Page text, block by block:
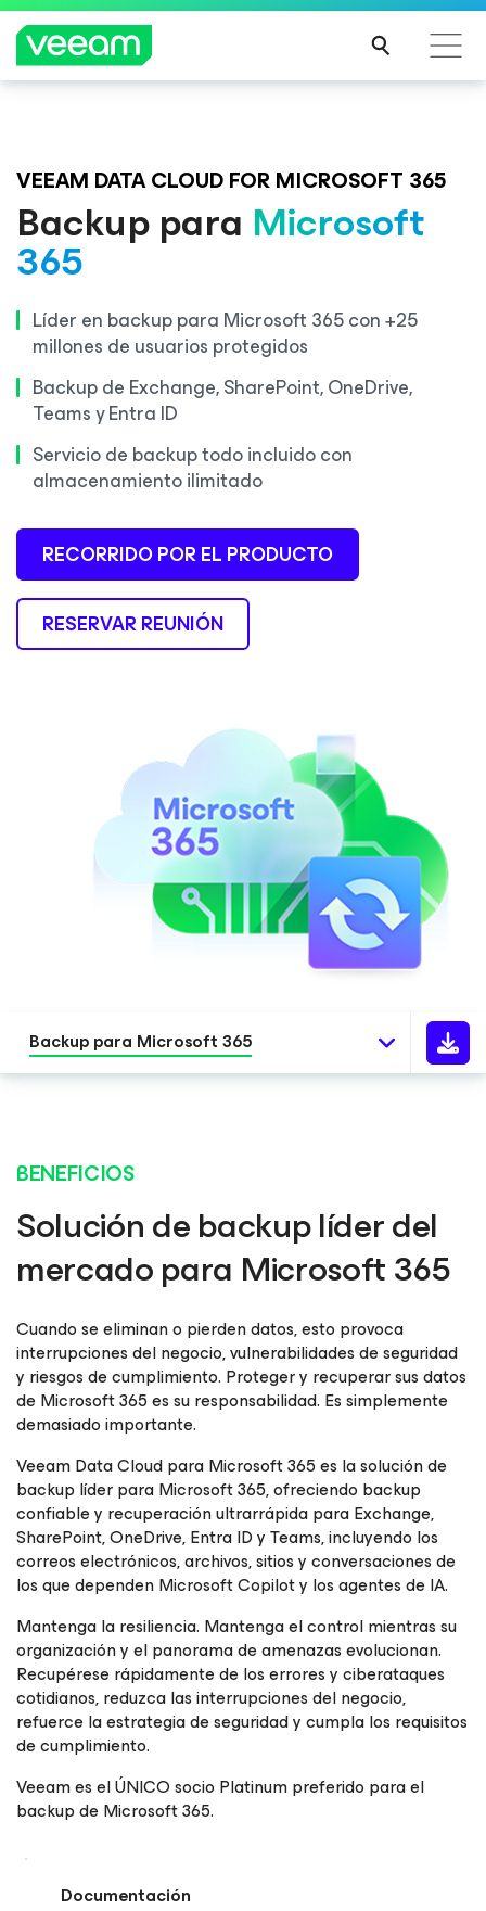
MÁS
INFO
RMA
CIÓN
plataforma. Control total.
EXPLORA AHORA
VEEAM DATA CLOUD FOR MICROSOFT 365
Backup para Microsoft
365
Líder en backup para Microsoft 365 con +25
millones de usuarios protegidos
Backup de Exchange, SharePoint, OneDrive,
Teams y Entra ID
Servicio de backup todo incluido con
almacenamiento ilimitado
RECORRIDO POR EL PRODUCTO
RESERVAR REUNIÓN
Backup para Microsoft 365
BENEFICIOS
Solución de backup líder del
mercado para Microsoft 365
Cuando se eliminan o pierden datos, esto provoca
interrupciones del negocio, vulnerabilidades de seguridad
y riesgos de cumplimiento. Proteger y recuperar sus datos
de Microsoft 365 es su responsabilidad. Es simplemente
demasiado importante.
Veeam Data Cloud para Microsoft 365 es la solución de
backup líder para Microsoft 365, ofreciendo backup
confiable y recuperación ultrarrápida para Exchange,
SharePoint, OneDrive, Entra ID y Teams, incluyendo los
correos electrónicos, archivos, sitios y conversaciones de
los que dependen Microsoft Copilot y los agentes de IA.
Mantenga la resiliencia. Mantenga el control mientras su
organización y el panorama de amenazas evolucionan.
Recupérese rápidamente de los errores y ciberataques
cotidianos, reduzca las interrupciones del negocio,
refuerce la estrategia de seguridad y cumpla los requisitos
de cumplimiento.
Veeam es el ÚNICO socio Platinum preferido para el
backup de Microsoft 365.
Documentación